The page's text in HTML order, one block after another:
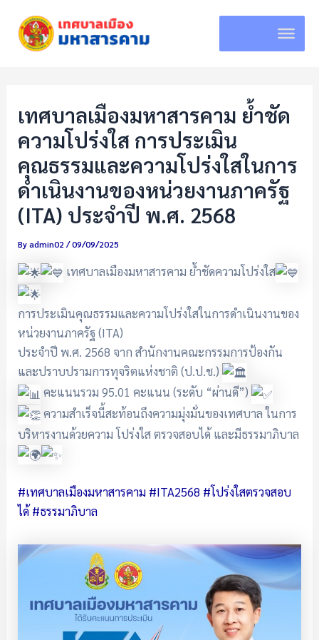
content
เทศบาลเมืองมหาสารคาม ย้ำชัด
ความโปร่งใส การประเมิน
คุณธรรมและความโปร่งใสในการ
ดำเนินงานของหน่วยงานภาครัฐ
(ITA) ประจำปี พ.ศ. 2568
Byadmin02/09/09/2025
เทศบาลเมืองมหาสารคาม ย้ำชัดความโปร่งใส
การประเมินคุณธรรมและความโปร่งใสในการดำเนินงานของ
หน่วยงานภาครัฐ (ITA)
ประจำปี พ.ศ. 2568 จาก สำนักงานคณะกรรมการป้องกัน
และปราบปรามการทุจริตแห่งชาติ (ป.ป.ช.)
คะแนนรวม 95.01 คะแนน (ระดับ “ผ่านดี”)
ความสำเร็จนี้สะท้อนถึงความมุ่งมั่นของเทศบาล ในการ
บริหารงานด้วยความ โปร่งใส ตรวจสอบได้ และมีธรรมาภิบาล
#เทศบาลเมืองมหาสารคาม #ITA2568 #โปร่งใสตรวจสอบ
ได้ #ธรรมาภิบาล